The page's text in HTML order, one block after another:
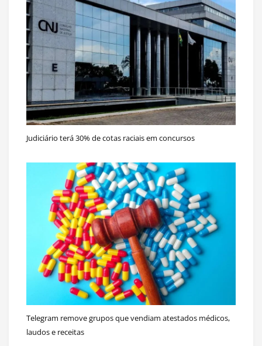
Judiciário terá 30% de cotas raciais em concursos
Telegram remove grupos que vendiam atestados médicos,
laudos e receitas